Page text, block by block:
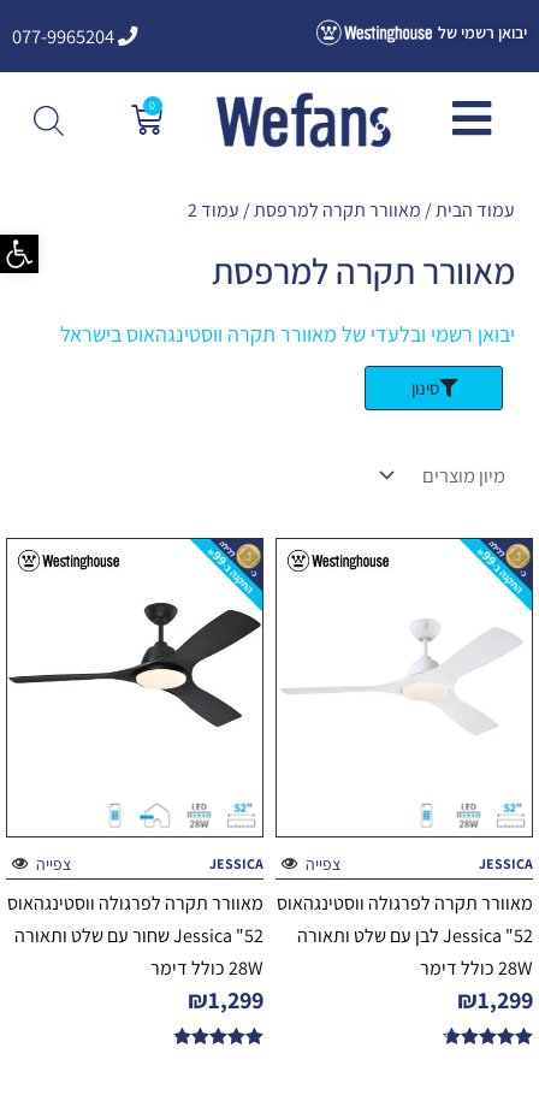
פתח
לתוכן
יבואן רשמי של 077-9965204
0
עגלת
עמוד הבית/ מאוורר תקרה למרפסת/ עמוד 2
מאוורר תקרה למרפסת
יבואן רשמי ובלעדי של מאוורר תקרה ווסטינגהאוס בישראל
סינון
צפייה JESSICA
מאוורר תקרה לפרגולה ווסטינגהאוס
52" Jessica לבן עם שלט ותאורה
28W כולל דימר
₪1,299
צפייה JESSICA
מאוורר תקרה לפרגולה ווסטינגהאוס
52" Jessica שחור עם שלט ותאורה
28W כולל דימר
₪1,299